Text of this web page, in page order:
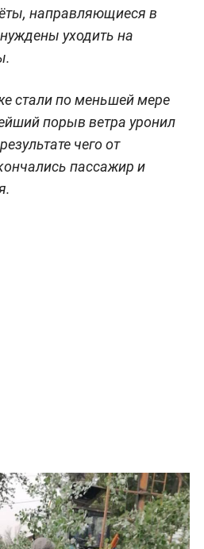
направляющиеся в
уходить на
стали по меньшей мере
порыв ветра уронил
чего от
пассажир и